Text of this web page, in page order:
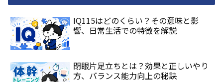
IQ115はどのくらい？その意味と影
響、日常生活での特徴を解説
閉眼片足立ちとは？効果と正しいやり
方、バランス能力向上の秘訣